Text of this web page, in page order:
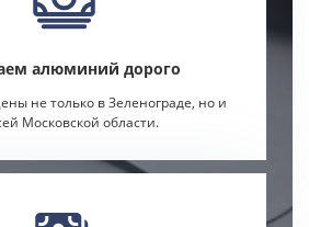
алюминий дорого
не только в Зеленограде, но и
Московской области.